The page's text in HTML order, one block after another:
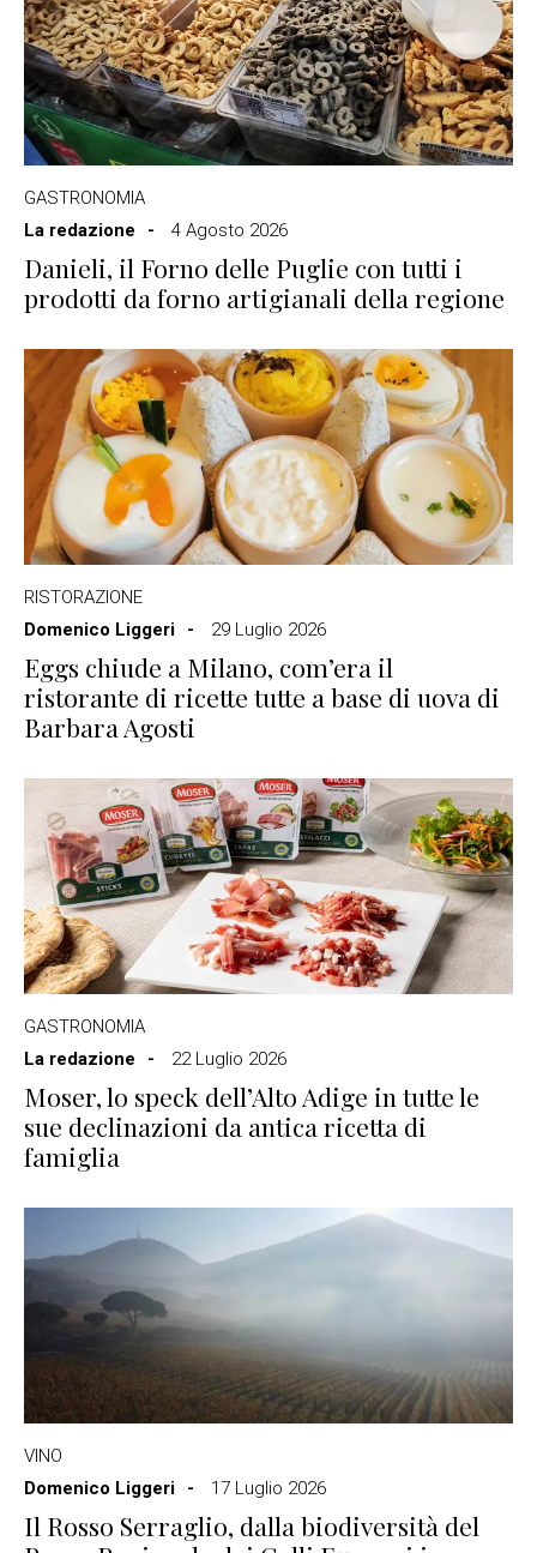
GASTRONOMIA
La redazione
4 Agosto 2026
Danieli, il Forno delle Puglie con tutti i
prodotti da forno artigianali della regione
RISTORAZIONE
Domenico Liggeri
29 Luglio 2026
Eggs chiude a Milano, com’era il
ristorante di ricette tutte a base di uova di
Barbara Agosti
GASTRONOMIA
La redazione
22 Luglio 2026
Moser, lo speck dell’Alto Adige in tutte le
sue declinazioni da antica ricetta di
famiglia
VINO
Domenico Liggeri
17 Luglio 2026
Il Rosso Serraglio, dalla biodiversità del